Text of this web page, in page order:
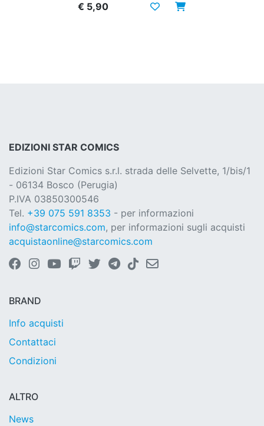
€ 5,90
EDIZIONI STAR COMICS
Edizioni Star Comics s.r.l. strada delle Selvette, 1/bis/1
- 06134 Bosco (Perugia)
P.IVA 03850300546
Tel. +39 075 591 8353 - per informazioni
info@starcomics.com, per informazioni sugli acquisti
acquistaonline@starcomics.com
BRAND
Info acquisti
Contattaci
Condizioni
ALTRO
News